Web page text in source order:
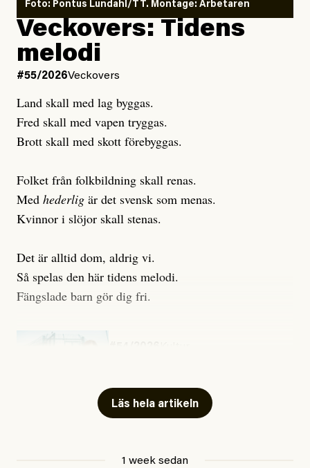
Publicerad3 August, 2026
Uppdaterad3 August, 2026
Foto: Pontus Lundahl/TT. Montage: Arbetaren
Veckovers: Tidens
melodi
#55/2026Veckovers
Land skall med lag byggas.
Fred skall med vapen tryggas.
Brott skall med skott förebyggas.
Folket från folkbildning skall renas.
Med hederlig är det svensk som menas.
Kvinnor i slöjor skall stenas.
Det är alltid dom, aldrig vi.
Så spelas den här tidens melodi.
Fängslade barn gör dig fri.
Läs hela artikeln
1 week sedan